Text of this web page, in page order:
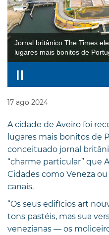
Jornal britânico The Times
lugares mais bonitos de
17 ago 2024
A cidade de Aveiro foi
lugares mais bonitos de
conceituado jornal
“charme particular” que
Cidades como Veneza
canais.
“Os seus edifícios art
tons pastéis, mas sua
venezianas — os